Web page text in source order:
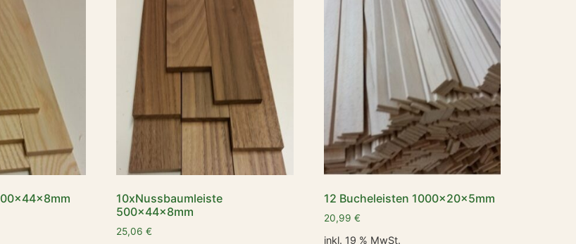
10xNussbaumleiste
500x44x8mm
25,06€
12 Bucheleisten 1000x20x5mm
20,99€
inkl. 19 % MwSt.